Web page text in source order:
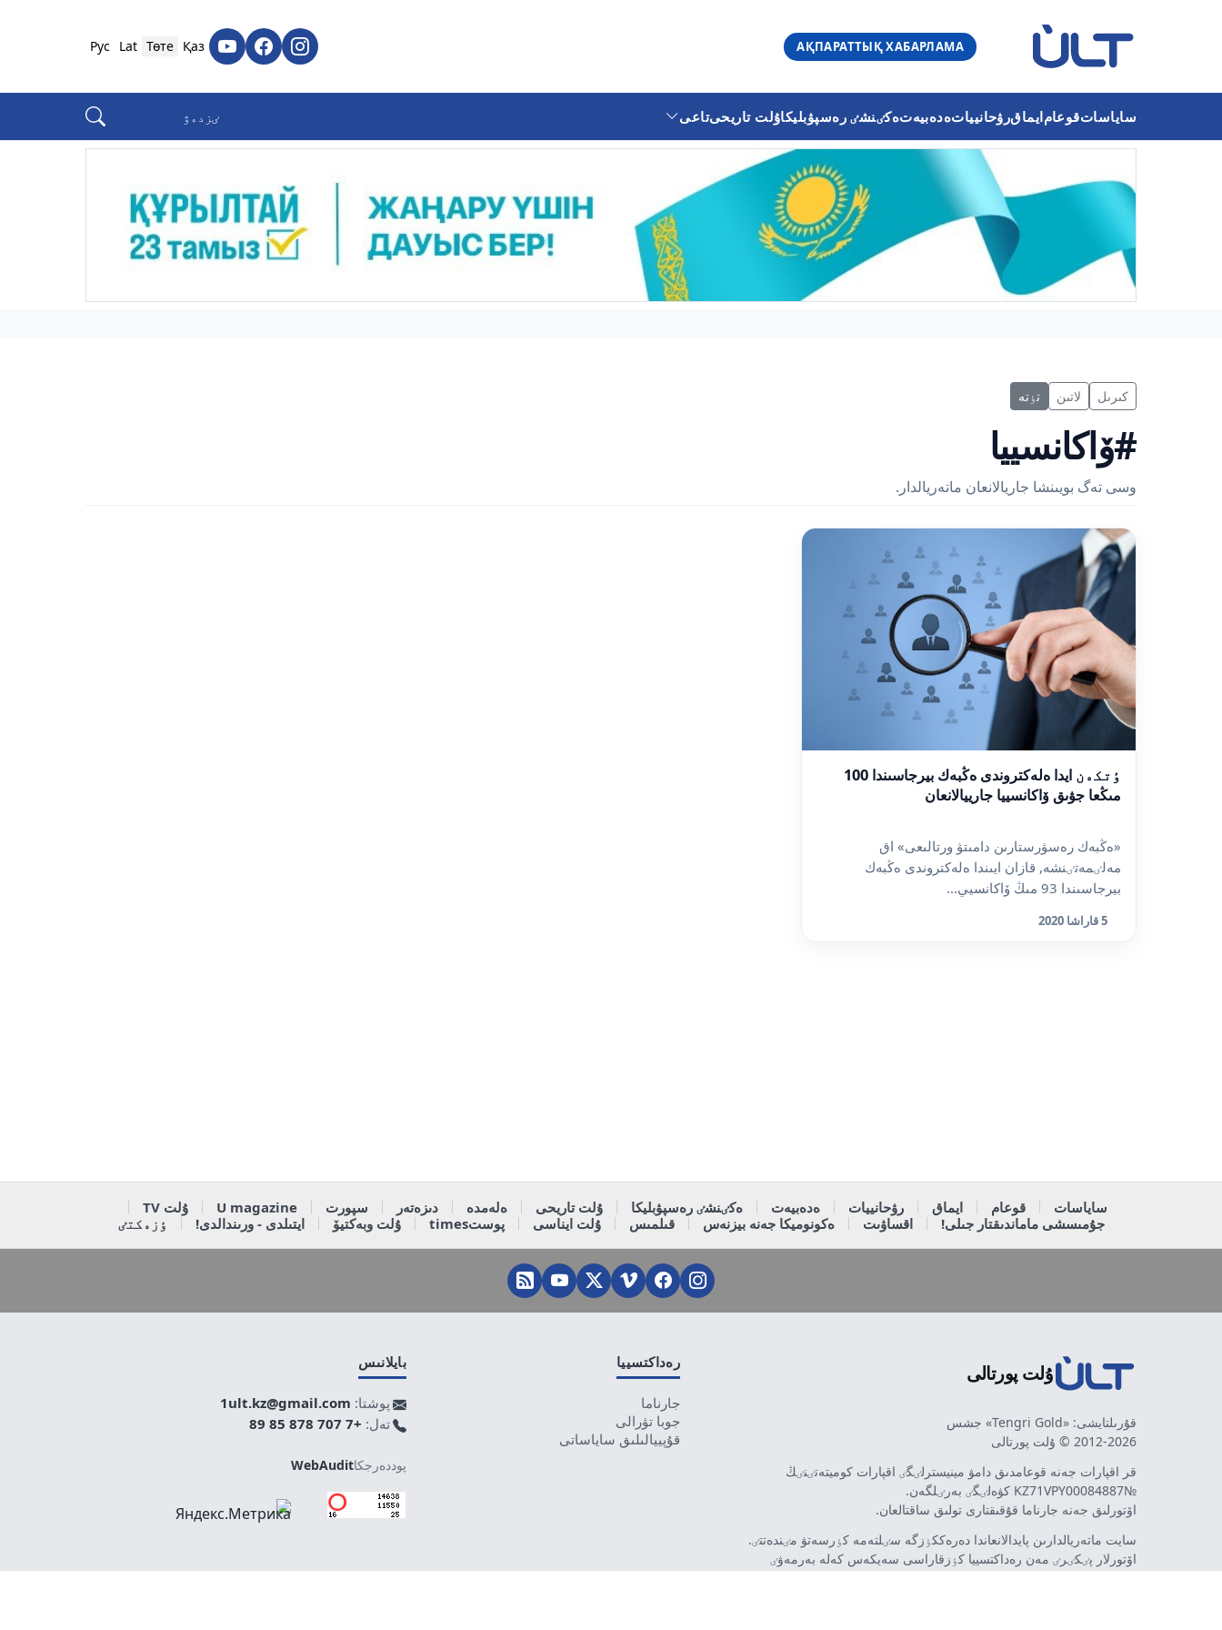
АҚПАРАТТЫҚ ХАБАРЛАМА
Қаз
Төте
Lat
Рус
ساياساتقوعامايماقرۋحانيياتەدەبيەتەكٸنشٸ رەسپۋبليكاۇلت تاريحىتاعى
كىرىل لاتىن تٶتە
#ۆاكانسييا
وسى تەگ بويىنشا جاريالانعان ماتەريالدار.
ٶتكەن ايدا ەلەكتروندى ەڭبەك بيرجاسىندا 100
مىڭعا جۋىق ۆاكانسييا جارييالانعان
«ەڭبەك رەسۋرستارىن دامىتۋ ورتالىعى» اق
مەلٸمەتٸنشە, قازان ايىندا ەلەكتروندى ەڭبەك
بيرجاسىندا 93 مىڭ ۆاكانسيي...
5 قاراشا 2020
ساياسات قوعام ايماق رۋحانييات ەدەبيەت ەكٸنشٸ رەسپۋبليكا ۇلت تاريحى ەلەمدە دىزەتەر سپورت U magazine
ۇلت TV
جۇمىسشى ماماندىقتار جىلى!
اقساۋىت ەكونوميكا جەنە بيزنەس قىلمىس ۇلت ايناسى پوستtimes ۇلت وبەكتيۆ ايتىلدى - ورىندالدى! ٶزەكتٸ
ۇلت پورتالى
قۇرىلتايشى: «Tengri Gold» جشس
2012-2026 © ۇلت پورتالى
قر اقپارات جەنە قوعامدىق دامۋ مينيسترلٸگٸ اقپارات كوميتەتٸنٸڭ
№KZ71VPY00084887 كۋەلٸگٸ بەرٸلگەن.
اۆتورلىق جەنە جارناما قۇقىقتارى تولىق ساقتالعان.
سايت ماتەريالدارىن پايدالانعاندا دەرەككٶزگە سٸلتەمە كٶرسەتۋ مٸندەتتٸ.
اۆتورلار پٸكٸرٸ مەن رەداكتسييا كٶزقاراسى سەيكەس كەلە بەرمەۋٸ
رەداكتسييا
جارناما
جوبا تۋرالى
قۇپييالىلىق ساياساتى
بايلانىس
پوشتا: 1ult.kz@gmail.com
تەل: +7 707 878 85 89
پوددەرجكاWebAudit